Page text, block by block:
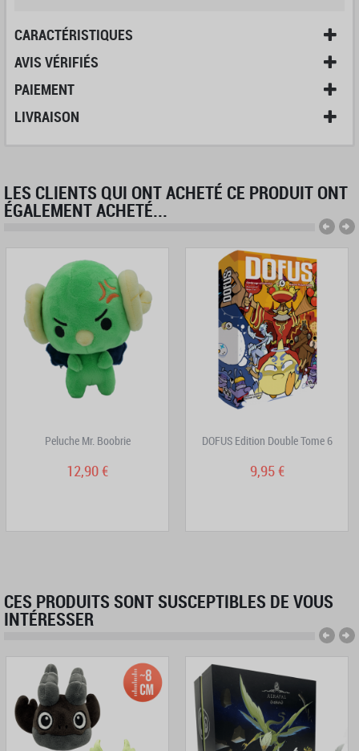
CARACTÉRISTIQUES
AVIS VÉRIFIÉS
PAIEMENT
LIVRAISON
LES CLIENTS QUI ONT ACHETÉ CE PRODUIT ONT
ÉGALEMENT ACHETÉ...
Peluche Mr. Boobrie
12,90 €
DOFUS Edition Double Tome 6
9,95 €
CES PRODUITS SONT SUSCEPTIBLES DE VOUS
INTÉRESSER